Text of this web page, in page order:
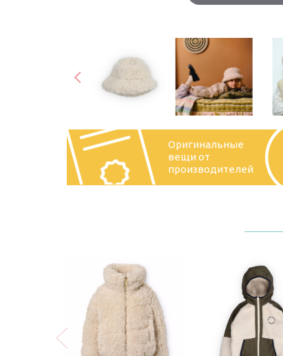
Оригинальные
вещи от
производителей